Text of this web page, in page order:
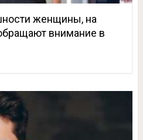
женщины, на
внимание в